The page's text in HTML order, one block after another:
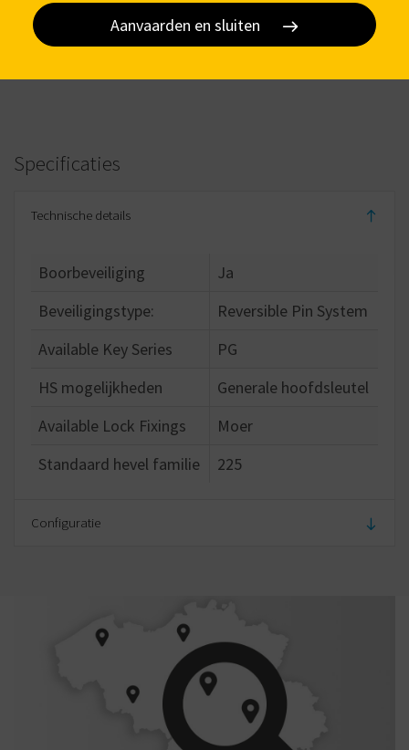
Ticketautomaten, Transport, Energie
Specificaties
Technische details
Boorbeveiliging
Ja
Beveiligingstype:
Reversible Pin System
Available Key Series
PG
HS mogelijkheden
Generale hoofdsleutel
Available Lock Fixings
Moer
Standaard hevel familie
225
Configuratie
Standaard aantal sleutels
15.90
Lichaam diameter (mm)
M19x1
Lichaamslengte (mm)
22.80
Aanvaarden en sluiten